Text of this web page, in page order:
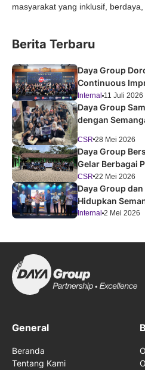
masyarakat yang inklusif,
Berita Terbaru
Daya Group
Continuous
Improvement
Internal 11 Juli 2026
Daya Group
dengan
CSR 28 Mei 2026
Daya Group
Gelar Berbagai
Pendidikan
CSR 22 Mei 2026
Daya Group
Hidupkan
Festival
Internal 2 Mei 2026
General
Beranda
Tentang Kami